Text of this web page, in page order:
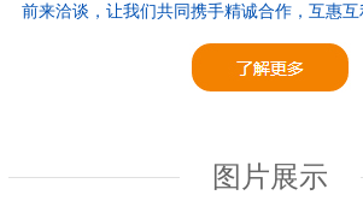
前来洽谈，让我们共同携手精诚合作，互惠互
图片展示